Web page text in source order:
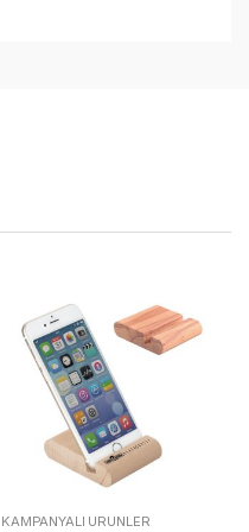
KAMPANYALI ÜRÜNLER